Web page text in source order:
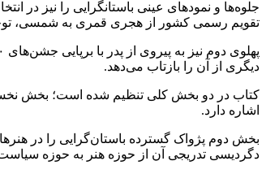
جلوه‌ها و نمودهای عینی باستانگرایی را نیز در
تقویم رسمی کشور از هجری قمری به شمسی، توجه
پهلوی دوم نیز به پیروی از پدر با برپایی جشن‌های
دیگری از آن را بازتاب می‌دهد.
کتاب در دو بخش کلی تنظیم شده است؛ بخش نخست
اشاره دارد.
بخش دوم پژواک گسترده باستان‌گرایی را در
دگردیسی تدریجی آن از حوزه هنر به حوزه سیاست